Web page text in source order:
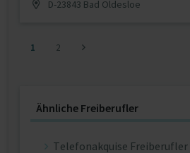
D-23843 Bad Oldesloe
1 2
Ähnliche Freiberufler
Telefonakquise Freiberufler